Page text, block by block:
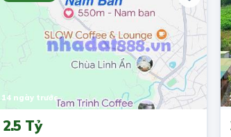
14 ngày trước
2.5 Tỷ